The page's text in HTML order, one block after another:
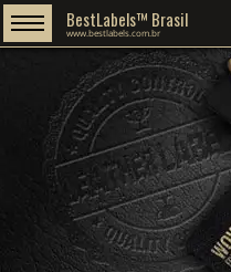
BestLabels™ Brasil
www.bestlabels.com.br